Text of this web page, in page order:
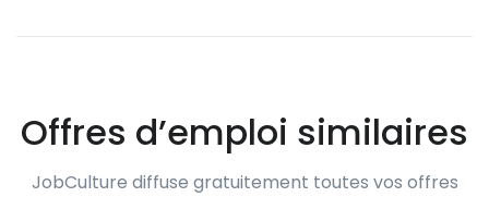
Offres d’emploi similaires
JobCulture diffuse gratuitement toutes vos offres